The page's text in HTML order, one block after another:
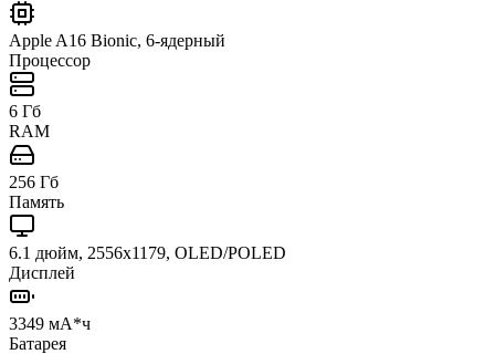
Apple A16 Bionic, 6-ядерный
Процессор
6 Гб
RAM
256 Гб
Память
6.1 дюйм, 2556x1179, OLED/POLED
Дисплей
3349 мА*ч
Батарея